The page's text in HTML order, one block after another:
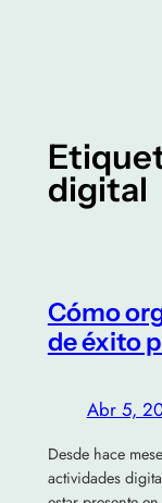
digital
Cómo
de éxito
Abr 5,
Desde hace
actividades